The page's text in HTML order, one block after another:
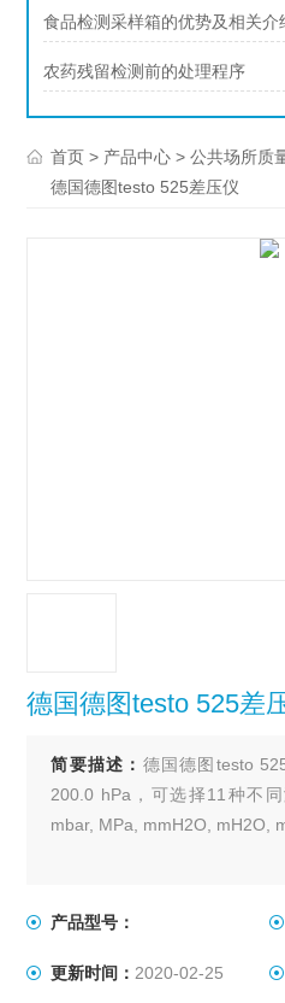
食品检测采样箱的优势及相关介
农药残留检测前的处理程序
首页 > 产品中心 >公共场所质
德国德图testo 525差压仪
德国德图testo 525差
简要描述： 德国德图testo
200.0 hPa，可选择11种不
mbar, MPa, mmH2O, mH2O,
产品型号：
更新时间： 2020-02-25